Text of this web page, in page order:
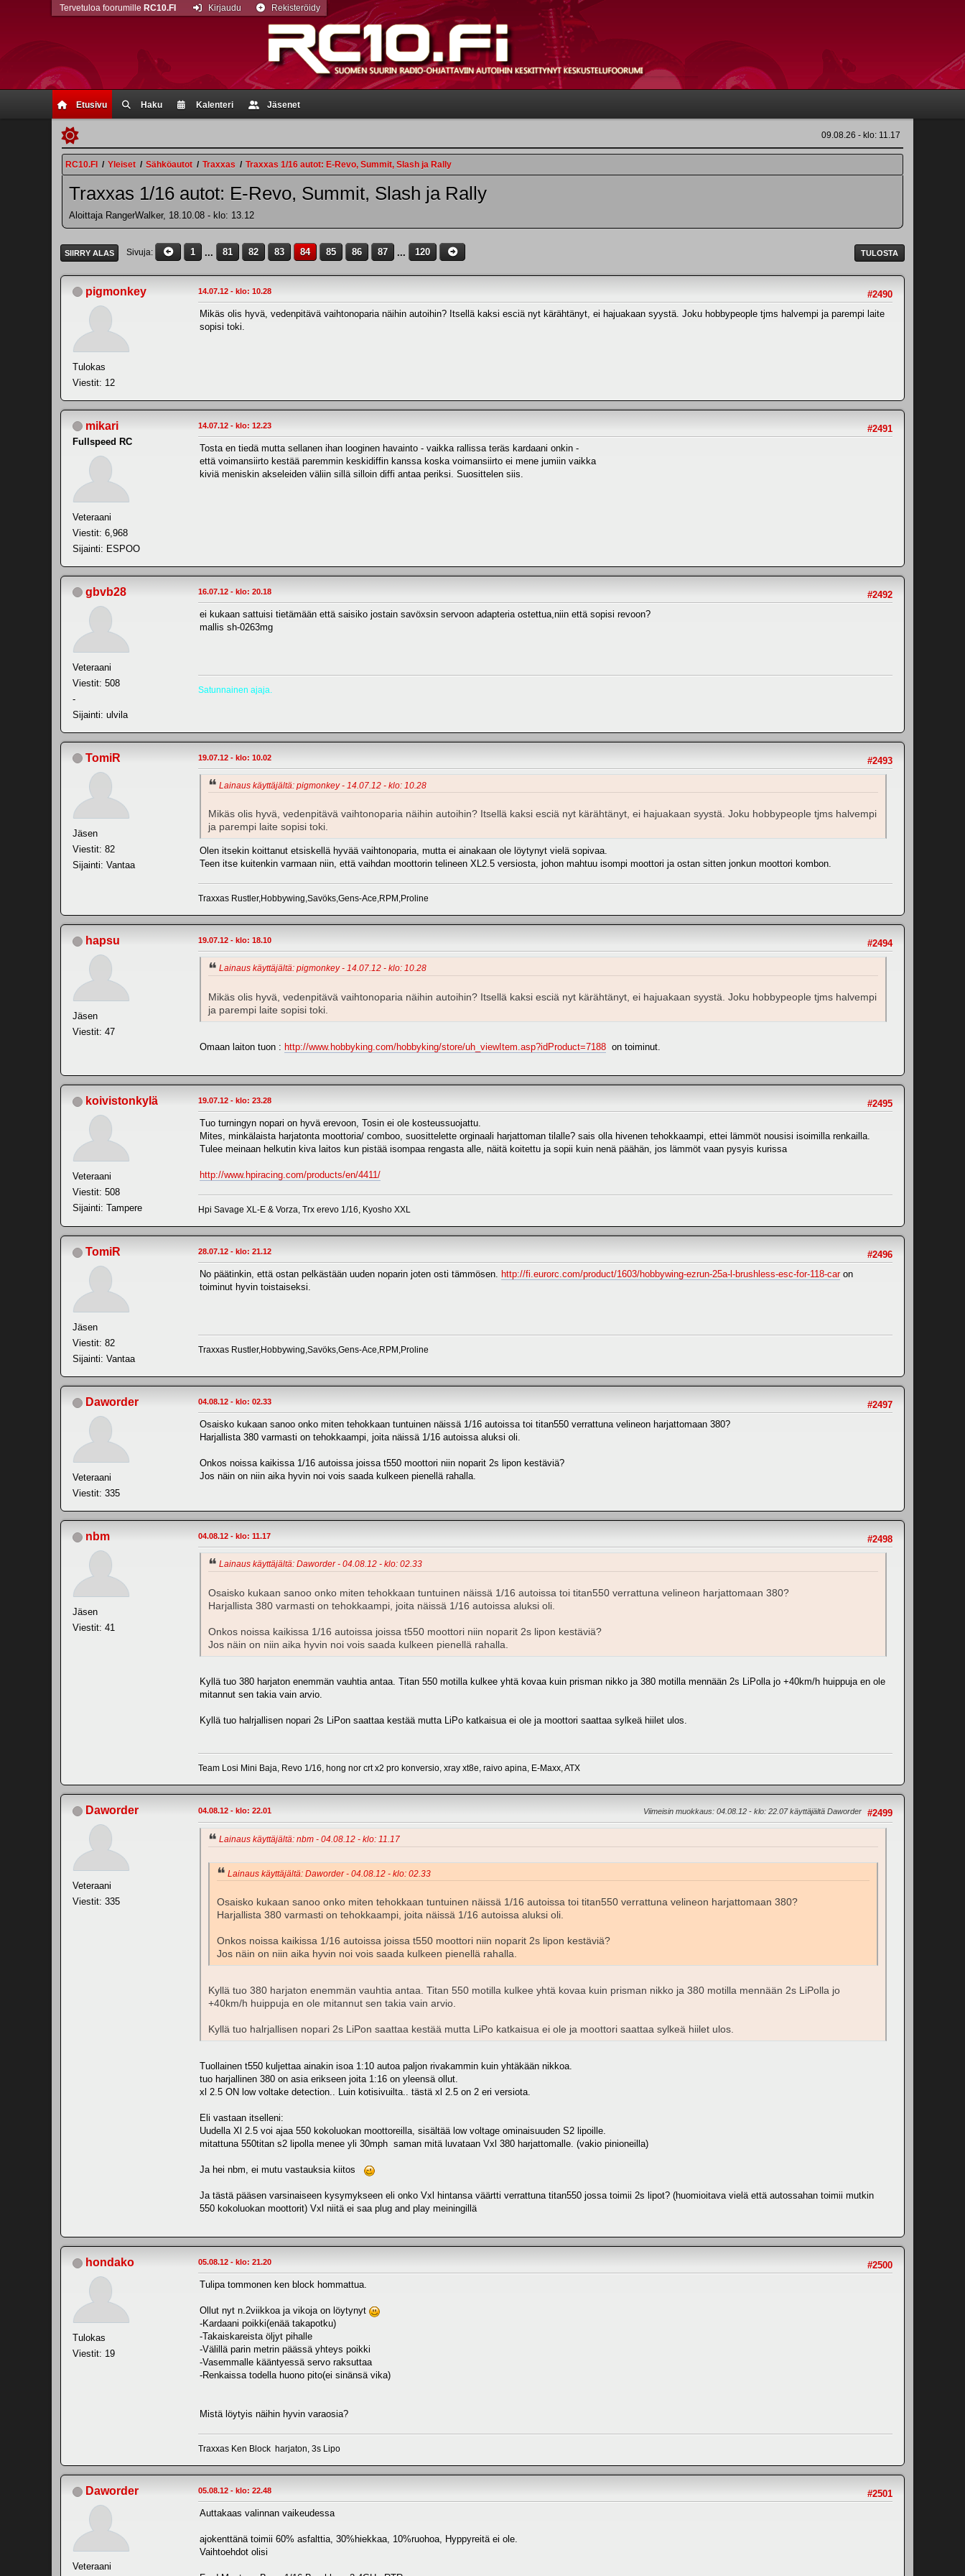
Etusivu Haku Kalenteri Jäsenet
Tervetuloa foorumille RC10.FI Kirjaudu Rekisteröidy
09.08.26 - klo: 11.17
RC10.FI / Yleiset / Sähköautot / Traxxas / Traxxas 1/16 autot: E-Revo, Summit, Slash ja Rally
Traxxas 1/16 autot: E-Revo, Summit, Slash ja Rally
Aloittaja RangerWalker, 18.10.08 - klo: 13.12
TULOSTA
SIIRRY ALAS Sivuja 1 ... 81 82 83 84 85 86 87 ... 120
pigmonkey
Tulokas
Viestit: 12
#2490
14.07.12 - klo: 10.28
Mikäs olis hyvä, vedenpitävä vaihtonoparia näihin autoihin? Itsellä kaksi esciä nyt kärähtänyt, ei hajuakaan syystä. Joku hobbypeople tjms halvempi ja parempi laite
sopisi toki.
mikari
Fullspeed RC
Veteraani
Viestit: 6,968
Sijainti: ESPOO
#2491
14.07.12 - klo: 12.23
Tosta en tiedä mutta sellanen ihan looginen havainto - vaikka rallissa teräs kardaani onkin -
että voimansiirto kestää paremmin keskidiffin kanssa koska voimansiirto ei mene jumiin vaikka
kiviä meniskin akseleiden väliin sillä silloin diffi antaa periksi. Suosittelen siis.
gbvb28
Veteraani
Viestit: 508
-
Sijainti: ulvila
#2492
16.07.12 - klo: 20.18
ei kukaan sattuisi tietämään että saisiko jostain savöxsin servoon adapteria ostettua,niin että sopisi revoon?
mallis sh-0263mg
Satunnainen ajaja.
TomiR
Jäsen
Viestit: 82
Sijainti: Vantaa
#2493
19.07.12 - klo: 10.02
Lainaus käyttäjältä: pigmonkey - 14.07.12 - klo: 10.28
Mikäs olis hyvä, vedenpitävä vaihtonoparia näihin autoihin? Itsellä kaksi esciä nyt kärähtänyt, ei hajuakaan syystä. Joku hobbypeople tjms halvempi
ja parempi laite sopisi toki.
Olen itsekin koittanut etsiskellä hyvää vaihtonoparia, mutta ei ainakaan ole löytynyt vielä sopivaa.
Teen itse kuitenkin varmaan niin, että vaihdan moottorin telineen XL2.5 versiosta, johon mahtuu isompi moottori ja ostan sitten jonkun moottori kombon.
Traxxas Rustler,Hobbywing,Savöks,Gens-Ace,RPM,Proline
hapsu
Jäsen
Viestit: 47
#2494
19.07.12 - klo: 18.10
Lainaus käyttäjältä: pigmonkey - 14.07.12 - klo: 10.28
Mikäs olis hyvä, vedenpitävä vaihtonoparia näihin autoihin? Itsellä kaksi esciä nyt kärähtänyt, ei hajuakaan syystä. Joku hobbypeople tjms halvempi
ja parempi laite sopisi toki.
Omaan laiton tuon : http://www.hobbyking.com/hobbyking/store/uh_viewItem.asp?idProduct=7188 on toiminut.
koivistonkylä
Veteraani
Viestit: 508
Sijainti: Tampere
#2495
19.07.12 - klo: 23.28
Tuo turningyn nopari on hyvä erevoon, Tosin ei ole kosteussuojattu.
Mites, minkälaista harjatonta moottoria/ comboo, suosittelette orginaali harjattoman tilalle? sais olla hivenen tehokkaampi, ettei lämmöt nousisi isoimilla renkailla.
Tulee meinaan helkutin kiva laitos kun pistää isompaa rengasta alle, näitä koitettu ja sopii kuin nenä päähän, jos lämmöt vaan pysyis kurissa
http://www.hpiracing.com/products/en/4411/
Hpi Savage XL-E & Vorza, Trx erevo 1/16, Kyosho XXL
TomiR
Jäsen
Viestit: 82
Sijainti: Vantaa
#2496
28.07.12 - klo: 21.12
No päätinkin, että ostan pelkästään uuden noparin joten osti tämmösen. http://fi.eurorc.com/product/1603/hobbywing-ezrun-25a-l-brushless-esc-for-118-caron
toiminut hyvin toistaiseksi.
Traxxas Rustler,Hobbywing,Savöks,Gens-Ace,RPM,Proline
Daworder
Veteraani
Viestit: 335
#2497
04.08.12 - klo: 02.33
Osaisko kukaan sanoo onko miten tehokkaan tuntuinen näissä 1/16 autoissa toi titan550 verrattuna velineon harjattomaan 380?
Harjallista 380 varmasti on tehokkaampi, joita näissä 1/16 autoissa aluksi oli.
Onkos noissa kaikissa 1/16 autoissa joissa t550 moottori niin noparit 2s lipon kestäviä?
Jos näin on niin aika hyvin noi vois saada kulkeen pienellä rahalla.
nbm
Jäsen
Viestit: 41
#2498
04.08.12 - klo: 11.17
Lainaus käyttäjältä: Daworder - 04.08.12 - klo: 02.33
Osaisko kukaan sanoo onko miten tehokkaan tuntuinen näissä 1/16 autoissa toi titan550 verrattuna velineon harjattomaan 380?
Harjallista 380 varmasti on tehokkaampi, joita näissä 1/16 autoissa aluksi oli.
Onkos noissa kaikissa 1/16 autoissa joissa t550 moottori niin noparit 2s lipon kestäviä?
Jos näin on niin aika hyvin noi vois saada kulkeen pienellä rahalla.
Kyllä tuo 380 harjaton enemmän vauhtia antaa. Titan 550 motilla kulkee yhtä kovaa kuin prisman nikko ja 380 motilla mennään 2s LiPolla jo +40km/h huippuja en ole
mitannut sen takia vain arvio.
Kyllä tuo halrjallisen nopari 2s LiPon saattaa kestää mutta LiPo katkaisua ei ole ja moottori saattaa sylkeä hiilet ulos.
Team Losi Mini Baja, Revo 1/16, hong nor crt x2 pro konversio, xray xt8e, raivo apina, E-Maxx, ATX
Daworder
Veteraani
Viestit: 335
#2499
04.08.12 - klo: 22.01 Viimeisin muokkaus: 04.08.12 - klo: 22.07 käyttäjältä Daworder
Lainaus käyttäjältä: nbm - 04.08.12 - klo: 11.17
Lainaus käyttäjältä: Daworder - 04.08.12 - klo: 02.33
Osaisko kukaan sanoo onko miten tehokkaan tuntuinen näissä 1/16 autoissa toi titan550 verrattuna velineon harjattomaan 380?
Harjallista 380 varmasti on tehokkaampi, joita näissä 1/16 autoissa aluksi oli.
Onkos noissa kaikissa 1/16 autoissa joissa t550 moottori niin noparit 2s lipon kestäviä?
Jos näin on niin aika hyvin noi vois saada kulkeen pienellä rahalla.
Kyllä tuo 380 harjaton enemmän vauhtia antaa. Titan 550 motilla kulkee yhtä kovaa kuin prisman nikko ja 380 motilla mennään 2s LiPolla jo
+40km/h huippuja en ole mitannut sen takia vain arvio.
Kyllä tuo halrjallisen nopari 2s LiPon saattaa kestää mutta LiPo katkaisua ei ole ja moottori saattaa sylkeä hiilet ulos.
Tuollainen t550 kuljettaa ainakin isoa 1:10 autoa paljon rivakammin kuin yhtäkään nikkoa.
tuo harjallinen 380 on asia erikseen joita 1:16 on yleensä ollut.
xl 2.5 ON low voltake detection.. Luin kotisivuilta.. tästä xl 2.5 on 2 eri versiota.
Eli vastaan itselleni:
Uudella Xl 2.5 voi ajaa 550 kokoluokan moottoreilla, sisältää low voltage ominaisuuden S2 lipoille.
mitattuna 550titan s2 lipolla menee yli 30mph saman mitä luvataan Vxl 380 harjattomalle. (vakio pinioneilla)
Ja hei nbm, ei mutu vastauksia kiitos
Ja tästä pääsen varsinaiseen kysymykseen eli onko Vxl hintansa väärtti verrattuna titan550 jossa toimii 2s lipot? (huomioitava vielä että autossahan toimii mutkin
550 kokoluokan moottorit) Vxl niitä ei saa plug and play meiningillä
hondako
Tulokas
Viestit: 19
#2500
05.08.12 - klo: 21.20
Tulipa tommonen ken block hommattua.
Ollut nyt n.2viikkoa ja vikoja on löytynyt
-Kardaani poikki(enää takapotku)
-Takaiskareista öljyt pihalle
-Välillä parin metrin päässä yhteys poikki
-Vasemmalle kääntyessä servo raksuttaa
-Renkaissa todella huono pito(ei sinänsä vika)
Mistä löytyis näihin hyvin varaosia?
Traxxas Ken Block harjaton, 3s Lipo
Daworder
Veteraani
#2501
05.08.12 - klo: 22.48
Auttakaas valinnan vaikeudessa
ajokenttänä toimii 60% asfalttia, 30%hiekkaa, 10%ruohoa, Hyppyreitä ei ole.
Vaihtoehdot olisi